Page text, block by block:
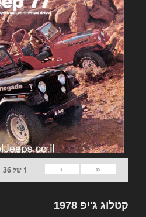
«
‹
1 של36
קטלוג ג'יפ 1978